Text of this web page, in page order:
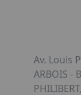
Av. Louis
ARBOIS -